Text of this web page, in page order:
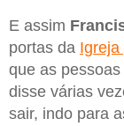
E assim
portas da Igreja
que as
disse várias
sair, indo para